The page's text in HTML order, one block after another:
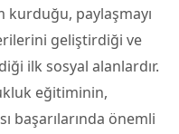
kurduğu, paylaşmayı
geliştirdiği ve
ilk sosyal alanlardır.
eğitiminin,
başarılarında önemli